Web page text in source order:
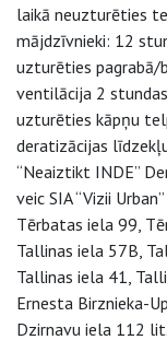
laikā neuzturēties
mājdzīvnieki: 12
uzturēties pagrabā/
ventilācija 2
uzturēties kāpņu
deratizācijas
“Neaiztikt INDE”
veic SIA “Vizii
Tērbatas iela 99,
Tallinas iela 57B,
Tallinas iela 41,
Ernesta Birznieka-
Dzirnavu iela 112